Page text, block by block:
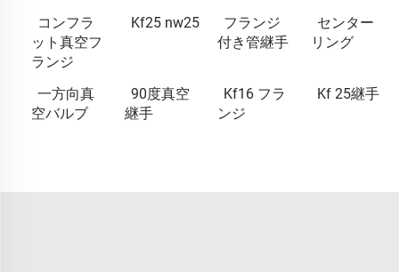
コンフラ
ット真空フ
ランジ
Kf25 nw25
フランジ
付き管継手
センター
リング
一方向真
空バルブ
90度真空
継手
Kf16 フラ
ンジ
Kf 25継手